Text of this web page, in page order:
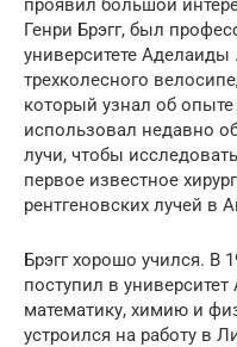
проявил большой
Генри Брэгг, был
университете
трехколесного
который узнал об
использовал недавно
лучи, чтобы
первое известное
рентгеновских лучей в
Брэгг хорошо учился. В
поступил в
математику, химию и
устроился на работу в